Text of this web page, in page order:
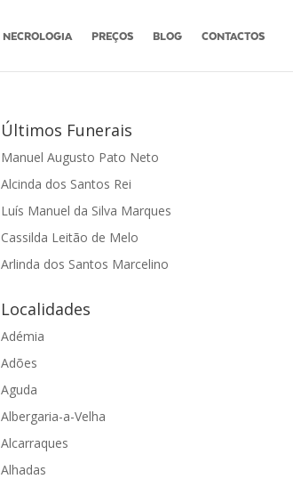
NECROLOGIA PREÇOS BLOG CONTACTOS
Últimos Funerais
Manuel Augusto Pato Neto
Alcinda dos Santos Rei
Luís Manuel da Silva Marques
Cassilda Leitão de Melo
Arlinda dos Santos Marcelino
Localidades
Adémia
Adões
Aguda
Albergaria-a-Velha
Alcarraques
Alhadas